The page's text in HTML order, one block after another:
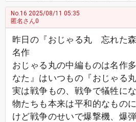
No.16 2025/08/11 05:35
匿名さん0
昨日の『おじゃる丸 忘れた
名作
おじゃる丸の中編ものは名作
なた』はいつもの『おじゃる
実は戦争もの、戦争で犠牲に
物たちも本来は平和的なもの
けど戦争のせいで爆撃機、爆